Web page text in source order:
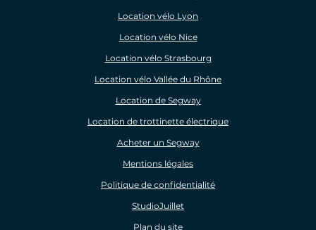
Location vélo Lyon
Location vélo Nice
Location vélo Strasbourg
Location vélo Vallée du Rhône
Location de Segway
Location de trottinette électrique
Acheter un Segway
Mentions légales
Politique de confidentialité
StudioJuillet
Plan du site